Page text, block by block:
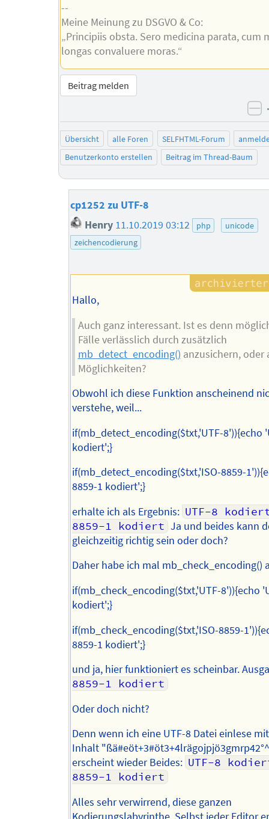
--
Meine Meinung zu DSGVO & Co:
„Principiis obsta. Sero medicina parata, cum
longas convaluere moras.“
Beitrag melden
Übersicht alle Foren SELFHTML-Forum
Benutzerkonto erstellen
Beitrag im Thread-Baum
cp1252 zu UTF-8
Henry 11.10.2019 03:12 php
unicode
zeichencodierung
Hallo,
Auch ganz interessant. Ist es denn
Fälle verlässlich durch zusätzlich
mb_detect_encoding() anzusichern, oder
Möglichkeiten?
Obwohl ich diese Funktion anscheinend
verstehe, weil...
if(mb_detect_encoding($txt,'UTF-8')){echo
kodiert';}
if(mb_detect_encoding($txt,'ISO-8859-
8859-1 kodiert';}
erhalte ich als Ergebnis: UTF-8
8859-1 kodiert Ja und beides kann
gleichzeitig richtig sein oder doch?
Daher habe ich mal mb_check_encoding()
if(mb_check_encoding($txt,'UTF-8')){echo
kodiert';}
if(mb_check_encoding($txt,'ISO-8859-
8859-1 kodiert';}
und ja, hier funktioniert es scheinbar.
8859-1 kodiert
Oder doch nicht?
Denn wenn ich eine UTF-8 Datei einlese
Inhalt
erscheint wieder Beides: UTF-8
8859-1 kodiert
Alles sehr verwirrend, diese ganzen